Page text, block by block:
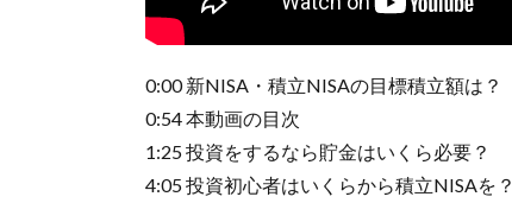
0:00 新NISA・積立NISAの目標積立額は？
0:54 本動画の目次
1:25 投資をするなら貯金はいくら必要？
4:05 投資初心者はいくらから積立NISAを？